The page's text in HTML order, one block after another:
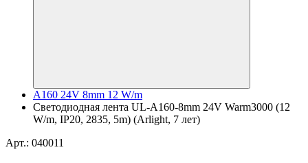
A160 24V 8mm 12 W/m
Светодиодная лента UL-A160-8mm 24V Warm3000 (12
W/m, IP20, 2835, 5m) (Arlight, 7 лет)
Арт.: 040011